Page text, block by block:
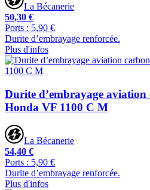
La Bécanerie
50,30 €
Ports : 5,90 €
Durite d’embrayage renforcée.
Plus d'infos
Durite d’embrayage
Honda VF 1100 C M
La Bécanerie
54,40 €
Ports : 5,90 €
Durite d’embrayage renforcée.
Plus d'infos